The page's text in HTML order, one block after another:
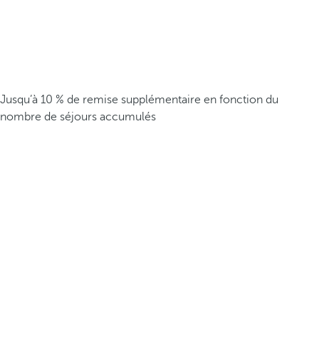
Jusqu’à 10 % de remise supplémentaire en fonction du
nombre de séjours accumulés